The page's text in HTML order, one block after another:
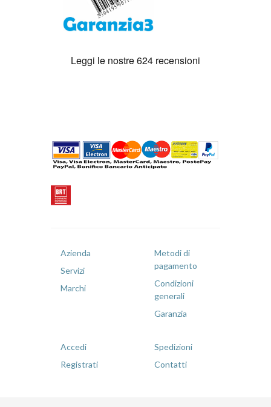
Azienda
Servizi
Marchi
Metodi di
pagamento
Condizioni
generali
Garanzia
Accedi
Registrati
Spedizioni
Contatti